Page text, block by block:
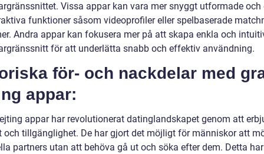
Vissa appar kan vara mer snyggt utformade och
funktioner såsom videoprofiler eller spelbaserade
Andra appar kan fokusera mer på att skapa enkla och
för att underlätta snabb och effektiv användning.
för- och nackdelar med
appar:
appar har revolutionerat datinglandskapet genom att
och tillgänglighet. De har gjort det möjligt för människor att
partners utan att behöva gå ut och söka efter dem. Detta